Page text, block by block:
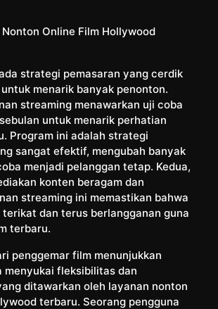
Online Film Hollywood
strategi pemasaran yang cerdik
menarik banyak penonton.
streaming menawarkan uji coba
untuk menarik perhatian
Program ini adalah strategi
sangat efektif, mengubah banyak
menjadi pelanggan tetap. Kedua,
konten beragam dan
streaming ini memastikan bahwa
dan terus berlangganan guna
terbaru.
penggemar film menunjukkan
menyukai fleksibilitas dan
ditawarkan oleh layanan nonton
terbaru. Seorang pengguna